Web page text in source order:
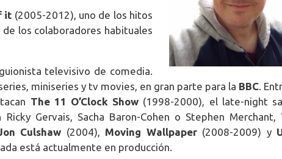
it (2005-2012), uno de los hitos
los colaboradores habituales
televisivo de comedia.
miniseries y tv movies, en gran parte para la BBC.
The 11 O’Clock Show (1998-2000), el late-night
Gervais, Sacha Baron-Cohen o Stephen Merchant,
Culshaw (2004), Moving Wallpaper(2008-2009) y
está actualmente en producción.